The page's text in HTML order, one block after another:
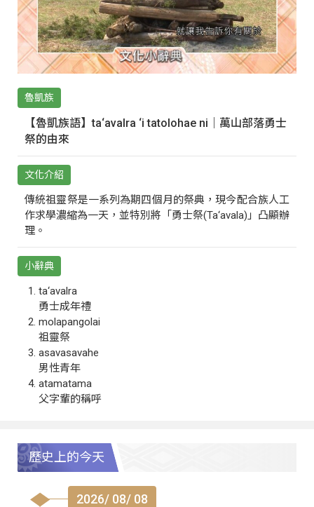
魯凱族
【魯凱族語】ta‘avalra ‘i tatolohae ni｜萬山部落勇士
祭的由來
文化介紹
傳統祖靈祭是一系列為期四個月的祭典，現今配合族人工
作求學濃縮為一天，並特別將「勇士祭(Ta‘avala)」凸顯辦
理。
小辭典
ta‘avalra
勇士成年禮
molapangolai
祖靈祭
asavasavahe
男性青年
atamatama
父字輩的稱呼
歷史上的今天
2026/ 08/ 08